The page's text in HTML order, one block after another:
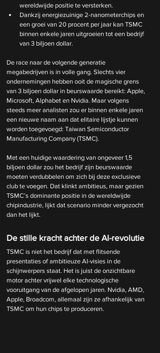
wereldwijde positie te versterken.
Dankzij energiezuinige 2-nanometerchips en
een groei van 20 procent per jaar kan TSMC
binnen enkele jaren uitgroeien tot een bedrijf
van 3 biljoen dollar.
De race naar de volgende generatie
megabedrijven is in volle gang. Slechts vier
ondernemingen hebben ooit de magische grens
van 3 biljoen dollar in beurswaarde bereikt: Apple,
Microsoft, Alphabet en Nvidia. Maar volgens
steeds meer analisten zou er binnen enkele jaren
een nieuwe naam aan dat elitaire lijstje kunnen
worden toegevoegd: Taiwan Semiconductor
Manufacturing Company (TSMC).
Met een huidige waardering van ongeveer 1,5
biljoen dollar zou het bedrijf zijn beurswaarde
moeten verdubbelen om zich bij deze exclusieve
club te voegen. Dat klinkt ambitieus, maar gezien
TSMC’s dominante positie in de wereldwijde
chipindustrie, lijkt dat scenario minder vergezocht
dan het lijkt.
De stille kracht achter de AI-revolutie
TSMC is niet het bedrijf dat met flitsende
presentaties of ambitieuze AI-visies in de
schijnwerpers staat. Het is juist de onzichtbare
motor achter vrijwel elke technologische
vooruitgang van de afgelopen jaren. Nvidia, AMD,
Apple, Broadcom, allemaal zijn ze afhankelijk van
TSMC om hun chips te produceren.